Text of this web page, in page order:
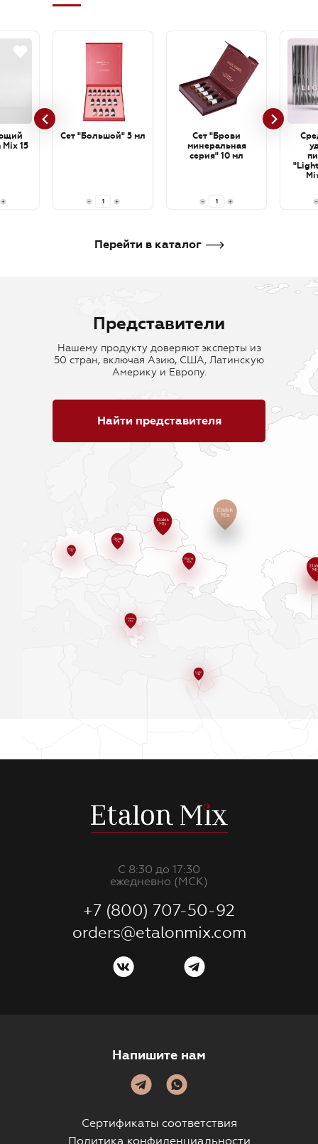
15
Сет "Большой" 5 мл
Сет "Брови
минеральная
серия" 10 мл
Перейти в каталог
Представители
Нашему продукту доверяют эксперты из
50 стран, включая Азию, США, Латинскую
Америку и Европу.
Найти представителя
С 8:30 до 17:30
ежедневно (МСК)
+7 (800) 707-50-92
orders@etalonmix.com
Напишите нам
Сертификаты соответствия
Политика конфиденциальности